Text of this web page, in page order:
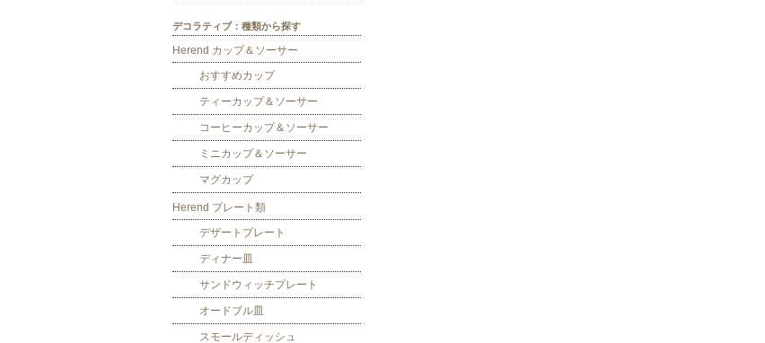
デコラティブ：種類から探す
Herend カップ＆ソーサー
おすすめカップ
ティーカップ＆ソーサー
コーヒーカップ＆ソーサー
ミニカップ＆ソーサー
マグカップ
Herend プレート類
デザートプレート
ディナー皿
サンドウィッチプレート
オードブル皿
スモールディッシュ